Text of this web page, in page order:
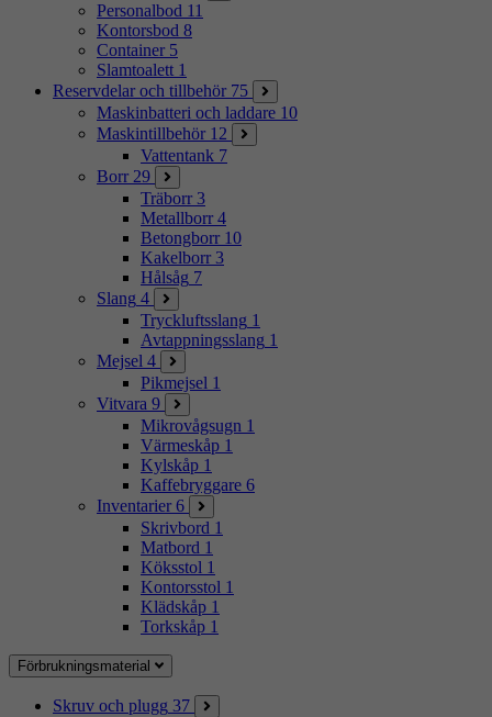
Personalbod 11
Kontorsbod 8
Container 5
Slamtoalett 1
Reservdelar och tillbehör 75
Maskinbatteri och laddare 10
Maskintillbehör 12
Vattentank 7
Borr 29
Träborr 3
Metallborr 4
Betongborr 10
Kakelborr 3
Hålsåg 7
Slang 4
Tryckluftsslang 1
Avtappningsslang 1
Mejsel 4
Pikmejsel 1
Vitvara 9
Mikrovågsugn 1
Värmeskåp 1
Kylskåp 1
Kaffebryggare 6
Inventarier 6
Skrivbord 1
Matbord 1
Köksstol 1
Kontorsstol 1
Klädskåp 1
Torkskåp 1
Förbrukningsmaterial
Skruv och plugg 37